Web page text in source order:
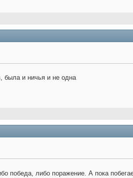
была и ничья и не одна
победа, либо поражение. А пока